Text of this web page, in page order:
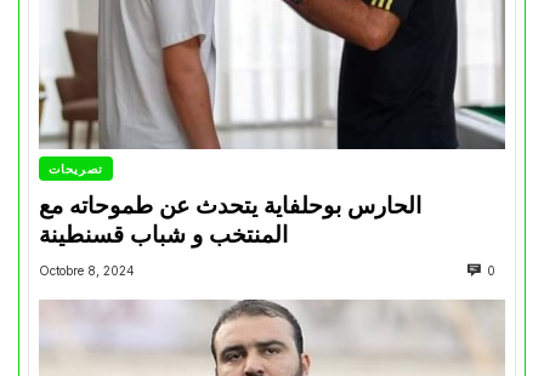
تصريحات
الحارس بوحلفاية يتحدث عن طموحاته مع
المنتخب و شباب قسنطينة
Octobre 8, 2024 0